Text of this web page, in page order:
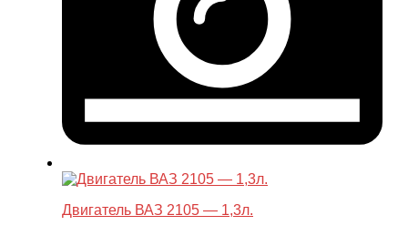
Двигатель ВАЗ 2105 — 1,3л.